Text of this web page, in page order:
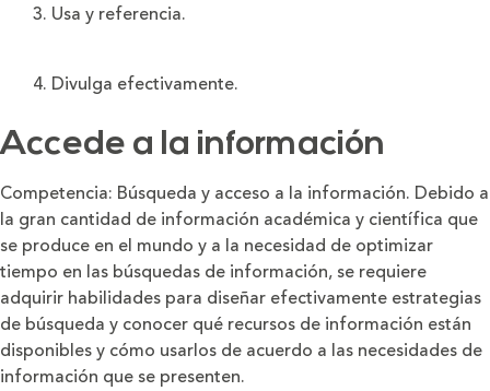
3. Usa y referencia.
4. Divulga efectivamente.
Accede a la información
Competencia: Búsqueda y acceso a la información. Debido a
la gran cantidad de información académica y científica que
se produce en el mundo y a la necesidad de optimizar
tiempo en las búsquedas de información, se requiere
adquirir habilidades para diseñar efectivamente estrategias
de búsqueda y conocer qué recursos de información están
disponibles y cómo usarlos de acuerdo a las necesidades de
información que se presenten.